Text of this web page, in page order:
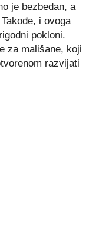
je bezbedan, a
i ovoga
pokloni.
za mališane, koji
razvijati